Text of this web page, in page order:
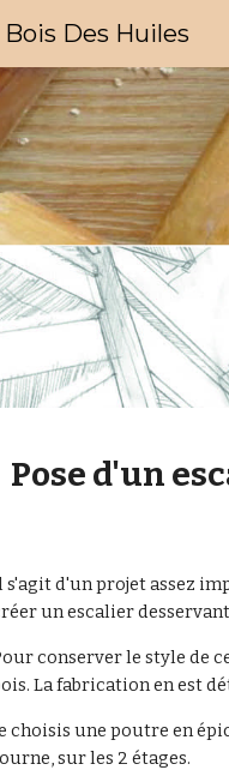
Bois Des Huiles
Pose d'un
s'agit d'un projet assez
un escalier
conserver le style de
La fabrication en est
choisis une poutre en
sur les 2 étages.